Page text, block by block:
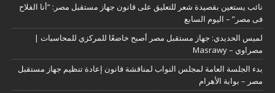
نائب يستعين بقصيدة شعر للتعليق على قانون جهاز مستقبل مصر: “أنا الفلاح
فى مصر” – اليوم السابع
لميس الحديدي: جهاز مستقبل مصر أصبح خاضعًا للمركزي للمحاسبات |
مصراوي – Masrawy
بدء الجلسة العامة لمجلس النواب لمناقشة قانون إعادة تنظيم جهاز مستقبل
مصر – بوابة الأهرام